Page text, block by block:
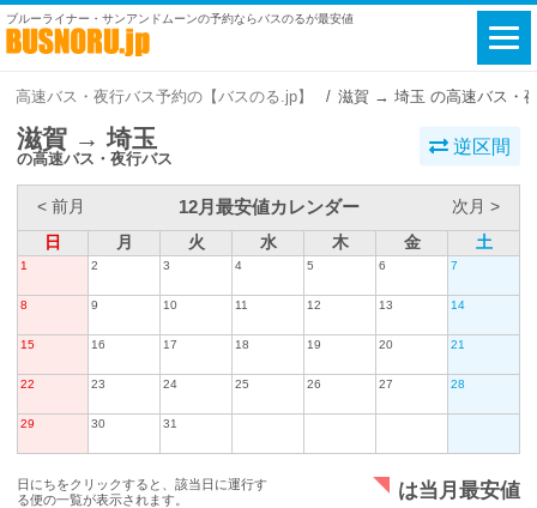
ブルーライナー・サンアンドムーンの予約ならバスのるが最安値
高速バス・夜行バス予約の【バスのる.jp】 滋賀 → 埼玉 の高速バス・
滋賀 → 埼玉
の高速バス・夜行バス
逆区間
< 前月 12月最安値カレンダー
次月 >
日
月 火 水 木 金 土
1 2 3 4 5 6 7
8 9 10 11 12 13 14
15 16 17 18 19 20 21
22 23 24 25 26 27 28
29 30 31
日にちをクリックすると、該当日に運行す
る便の一覧が表示されます。
は当月最安値